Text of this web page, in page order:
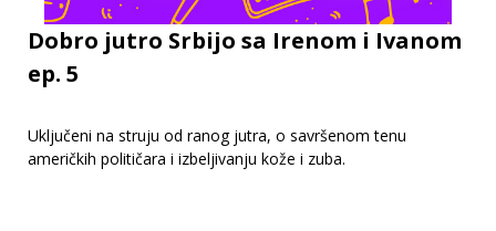
Dobro jutro Srbijo sa Irenom i Ivanom
ep. 5
Uključeni na struju od ranog jutra, o savršenom tenu
američkih političara i izbeljivanju kože i zuba.